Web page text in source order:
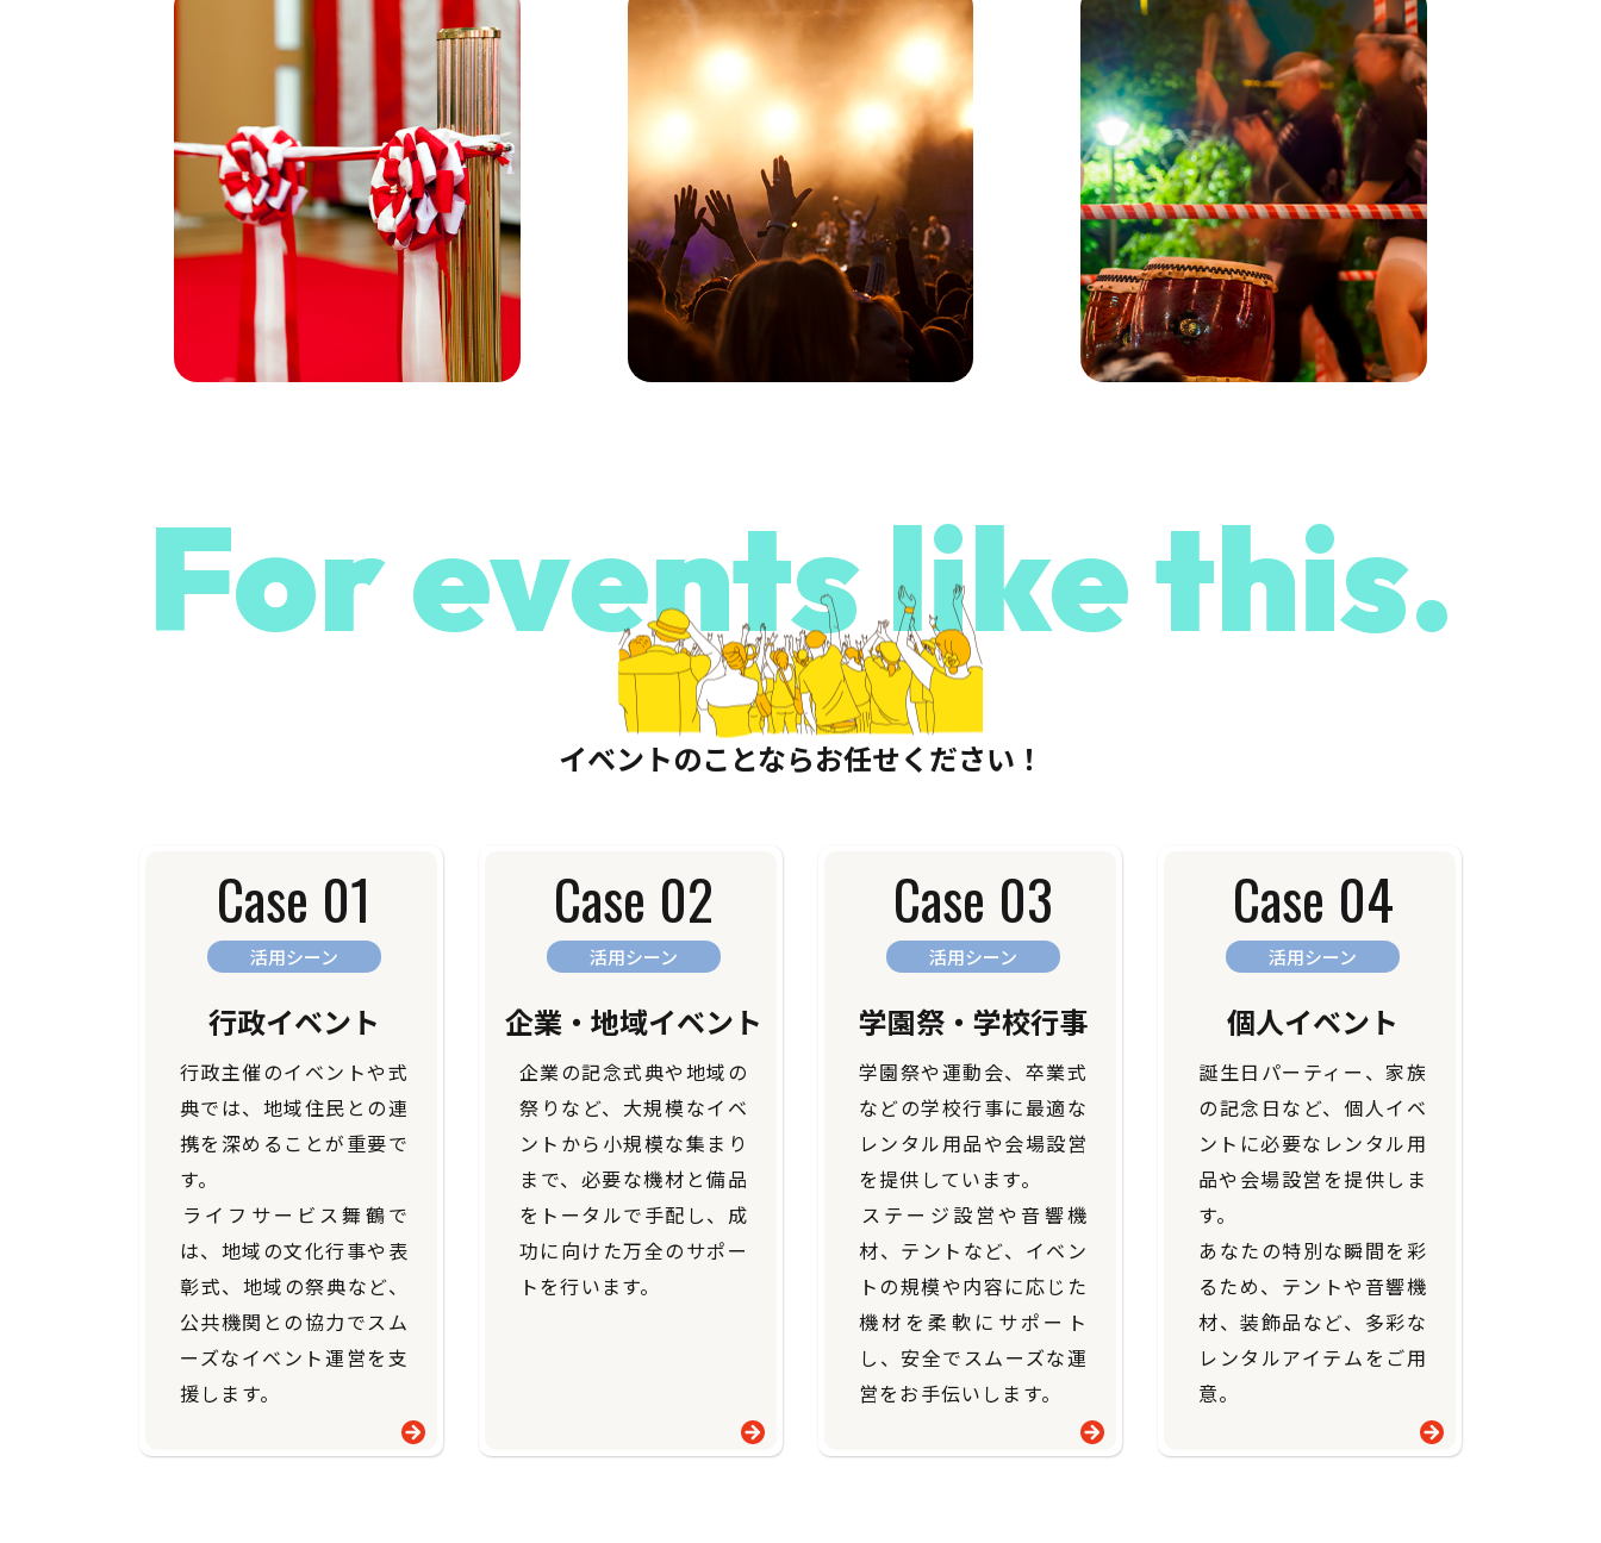
For events like this.
イベントのことならお任せください！
Case 01
活用シーン
行政イベント
行政主催のイベントや式
典では、地域住民との連
携を深めることが重要で
す。
​​​​​​​ライフサービス舞鶴で
は、地域の文化行事や表
彰式、地域の祭典など、
公共機関との協力でスム
ーズなイベント運営を支
援します。
Case 02
活用シーン
企業・地域イベント
企業の記念式典や地域の
祭りなど、大規模なイベ
ントから小規模な集まり
まで、必要な機材と備品
をトータルで手配し、成
功に向けた万全のサポー
トを行います。​​​​​​​
Case 03
活用シーン
学園祭・学校行事
学園祭や運動会、卒業式
などの学校行事に最適な
レンタル用品や会場設営
を提供しています。
​​​​​​​ステージ設営や音響機
材、テントなど、イベン
トの規模や内容に応じた
機材を柔軟にサポート
し、安全でスムーズな運
営をお手伝いします。
Case 04
活用シーン
個人イベント
誕生日パーティー、家族
の記念日など、個人イベ
ントに必要なレンタル用
品や会場設営を提供しま
す。
​​​​​​​あなたの特別な瞬間を彩
るため、テントや音響機
材、装飾品など、多彩な
レンタルアイテムをご用
意。